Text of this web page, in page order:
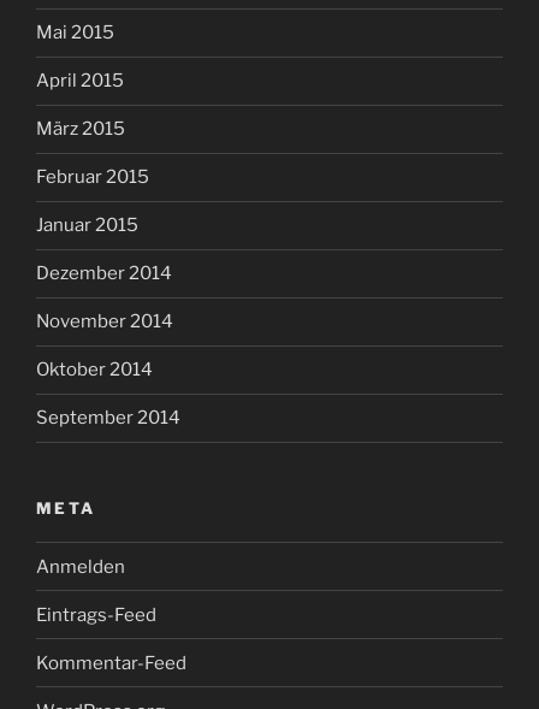
Mai 2015
April 2015
März 2015
Februar 2015
Januar 2015
Dezember 2014
November 2014
Oktober 2014
September 2014
META
Anmelden
Eintrags-Feed
Kommentar-Feed